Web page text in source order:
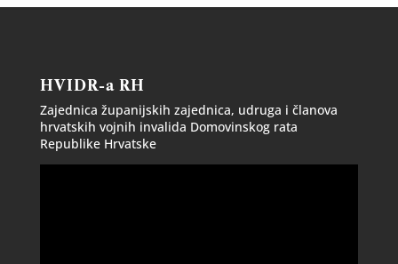
HVIDR-a RH
Zajednica županijskih zajednica, udruga i članova
hrvatskih vojnih invalida Domovinskog rata
Republike Hrvatske